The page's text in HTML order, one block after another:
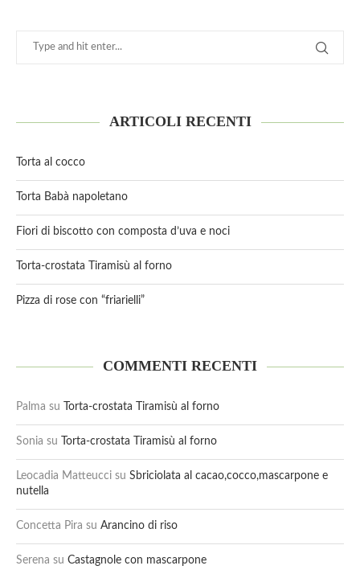
ARTICOLI RECENTI
Torta al cocco
Torta Babà napoletano
Fiori di biscotto con composta d’uva e noci
Torta-crostata Tiramisù al forno
Pizza di rose con “friarielli”
COMMENTI RECENTI
Palma su Torta-crostata Tiramisù al forno
Sonia su Torta-crostata Tiramisù al forno
Leocadia Matteucci su Sbriciolata al cacao,cocco,mascarpone e
nutella
Concetta Pira su Arancino di riso
Serena su Castagnole con mascarpone